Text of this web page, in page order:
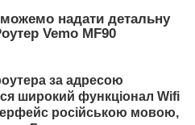
надати детальну
Vemo MF90
за адресою
широкий функціонал Wifi
російською мовою,